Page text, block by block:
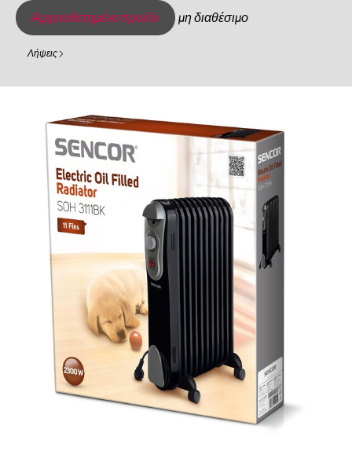
Αρχειοθετημένο προϊόν μη διαθέσιμο
Λήψεις